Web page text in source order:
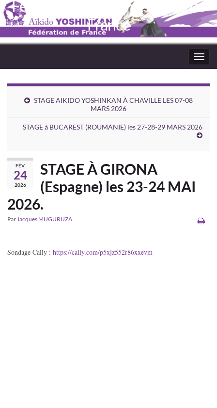
Fédération Aïkido Yoshinkaï de
France
STAGE AIKIDO YOSHINKAN À CHAVILLE LES 07-08
MARS 2026
STAGE à BUCAREST (ROUMANIE) les 27-28-29 MARS 2026
FÉV
24
2026
STAGE À GIRONA
(Espagne) les 23-24 MAI
2026.
ParJacques MUGURUZA
Sondage Cally : https://cally.com/p5xjz552r86xxevm